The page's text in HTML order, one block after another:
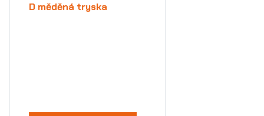
D měděná tryska